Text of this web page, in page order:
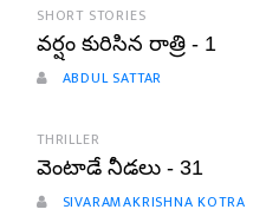
SHORT STORIES
వర్షం కురిసిన రాత్రి - 1
ABDUL SATTAR
THRILLER
వెంటాడే నీడలు - 31
SIVARAMAKRISHNA KOTRA